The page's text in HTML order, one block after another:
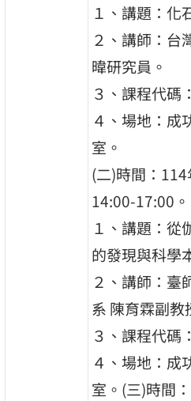
１、講題：
２、講師：台
暐研究員。
３、課程代碼
４、場地：成
室。
(二)時間：114
14:00-17:00。
１、講題：
的發現與科學
２、講師：臺
系 陳育霖副教
３、課程代碼
４、場地：成
室。(三)時間